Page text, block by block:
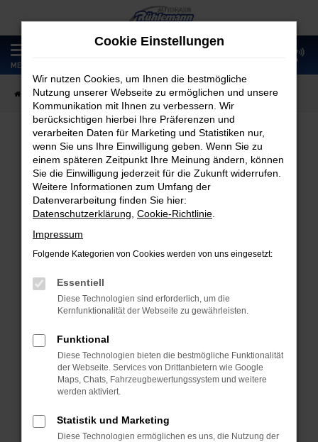
Zum
Hauptinhalt
springen
MENÜ
Startseite Fahrzeugangebote Fahrzeugmarkt
Fahrzeugmarkt
Fehler: Network Error
Beim Laden ist ein Fehler aufgetreten.
Hier sind ein paar Tipps, die dir helfen können:
Überprüfe deine Firewall und deine
Laden andere Webseiten, zum Beispiel
deine Suchmaschine?
Prüfe deine Browsererweiterungen.
Manche Erweiterungen, wie Werbeblocker,
können das Laden bestimmter Seiten
verhindern. Funktioniert die Seite in einem
Cookie Einstellungen
Wir nutzen Cookies, um Ihnen die bestmögliche
Nutzung unserer Webseite zu ermöglichen und unsere
Kommunikation mit Ihnen zu verbessern. Wir
berücksichtigen hierbei Ihre Präferenzen und
verarbeiten Daten für Marketing und Statistiken nur,
wenn Sie uns Ihre Einwilligung geben. Wenn Sie zu
einem späteren Zeitpunkt Ihre Meinung ändern, können
Sie die Einwilligung jederzeit für die Zukunft widerrufen.
Weitere Informationen zum Umfang der
Datenverarbeitung finden Sie hier:
Datenschutzerklärung Cookie-Richtlinie
Impressum
Folgende Kategorien von Cookies werden von uns eingesetzt:
Essentiell
Diese Technologien sind erforderlich, um die
Kernfunktionalität der Webseite zu gewährleisten.
Funktional
Diese Technologien bieten die bestmögliche Funktionalität
der Webseite. Services von Drittanbietern wie Google
Maps, Chats, Fahrzeugbewertungssystem und weitere
werden aktiviert.
Statistik und Marketing
Diese Technologien ermöglichen es uns, die Nutzung der